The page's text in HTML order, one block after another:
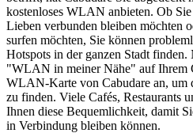
kostenloses WLAN anbieten. Ob
Lieben verbunden bleiben möchten
surfen möchten, Sie können
Hotspots in der ganzen Stadt
"WLAN in meiner Nähe" auf Ihrem
WLAN-Karte von Cabudare an, um
zu finden. Viele Cafés, Restaurants
Ihnen diese Bequemlichkeit, damit
in Verbindung bleiben können.